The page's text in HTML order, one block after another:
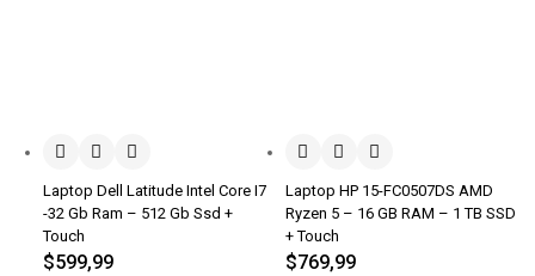
Laptop Dell Latitude Intel Core I7
-32 Gb Ram – 512 Gb Ssd +
Touch
$599,99
Laptop HP 15-FC0507DS AMD
Ryzen 5 – 16 GB RAM – 1 TB SSD
+ Touch
$769,99